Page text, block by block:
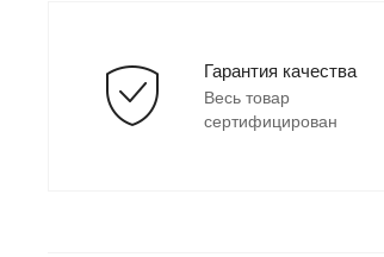
Гарантия качества
Весь товар
сертифицирован